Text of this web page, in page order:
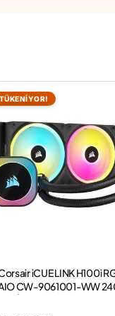
TÜKENİYOR!
iCUE LINK H100i
CW-9061001-WW